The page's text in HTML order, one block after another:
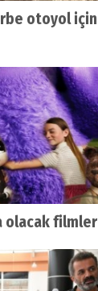
otoyol için
olacak filmler